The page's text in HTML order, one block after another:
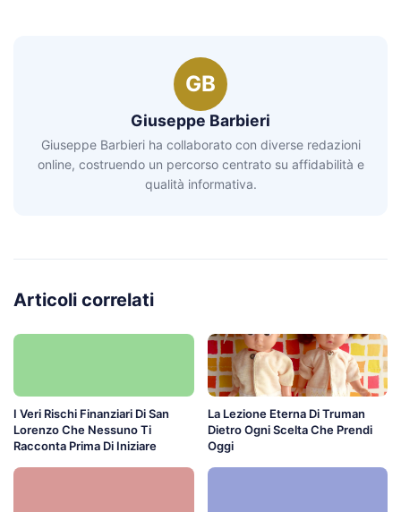
GB
Giuseppe Barbieri
Giuseppe Barbieri ha collaborato con diverse redazioni
online, costruendo un percorso centrato su affidabilità e
qualità informativa.
Articoli correlati
I Veri Rischi Finanziari Di San
Lorenzo Che Nessuno Ti
Racconta Prima Di Iniziare
La Lezione Eterna Di Truman
Dietro Ogni Scelta Che Prendi
Oggi